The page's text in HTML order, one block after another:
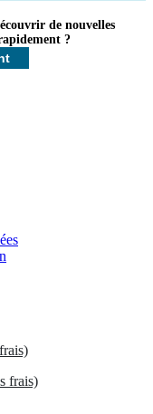
de nouvelles
?
frais)